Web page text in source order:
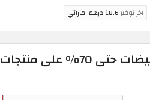
اخر توفير18.6 درهم اماراتي
كوبون خصم شي ان الجديد: تخفيضات حتى 70% على منتجات